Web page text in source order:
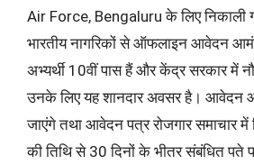
Air Force, Bengaluru के लिए निकाली
भारतीय नागरिकों से ऑफलाइन आवेदन
अभ्यर्थी 10वीं पास हैं और केंद्र सरकार में
उनके लिए यह शानदार अवसर है। आवेदन
जाएंगे तथा आवेदन पत्र रोजगार समाचार में
की तिथि से 30 दिनों के भीतर संबंधित पते